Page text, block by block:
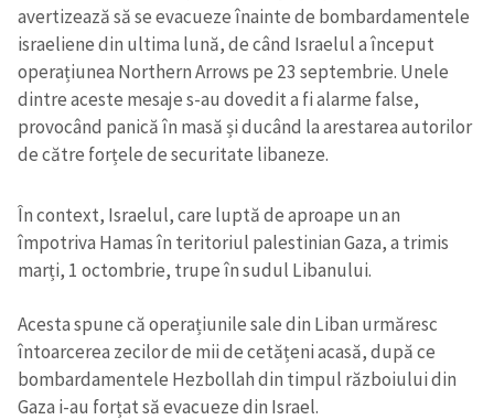
avertizează să se evacueze înainte de bombardamentele
israeliene din ultima lună, de când Israelul a început
operațiunea Northern Arrows pe 23 septembrie. Unele
dintre aceste mesaje s-au dovedit a fi alarme false,
provocând panică în masă și ducând la arestarea autorilor
de către forțele de securitate libaneze.
În context, Israelul, care luptă de aproape un an
împotriva Hamas în teritoriul palestinian Gaza, a trimis
marți, 1 octombrie, trupe în sudul Libanului.
Acesta spune că operațiunile sale din Liban urmăresc
întoarcerea zecilor de mii de cetățeni acasă, după ce
bombardamentele Hezbollah din timpul războiului din
Gaza i-au forțat să evacueze din Israel.